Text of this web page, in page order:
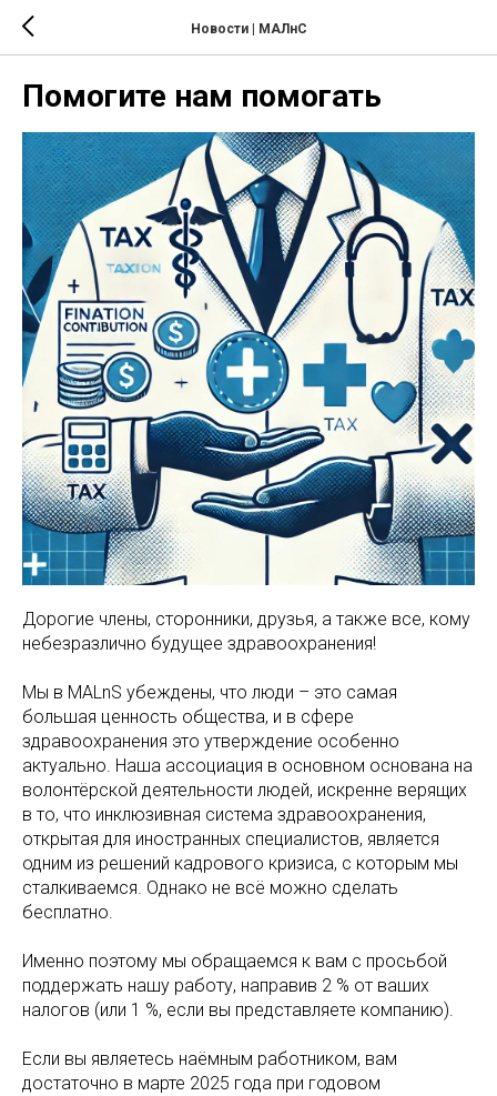
Новости | МАЛнС
Помогите нам помогать
Дорогие члены, сторонники, друзья, а также все, кому
небезразлично будущее здравоохранения!
Мы в MALnS убеждены, что люди – это самая
большая ценность общества, и в сфере
здравоохранения это утверждение особенно
актуально. Наша ассоциация в основном основана на
волонтёрской деятельности людей, искренне верящих
в то, что инклюзивная система здравоохранения,
открытая для иностранных специалистов, является
одним из решений кадрового кризиса, с которым мы
сталкиваемся. Однако не всё можно сделать
бесплатно.
Именно поэтому мы обращаемся к вам с просьбой
поддержать нашу работу, направив 2 % от ваших
налогов (или 1 %, если вы представляете компанию).
Если вы являетесь наёмным работником, вам
достаточно в марте 2025 года при годовом